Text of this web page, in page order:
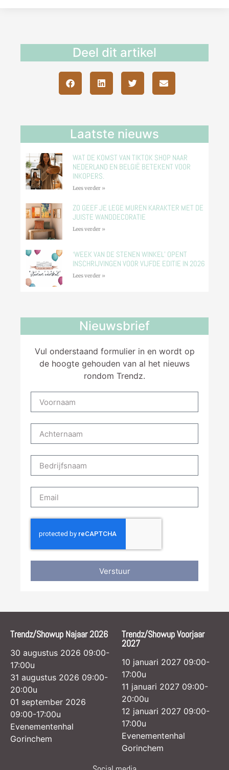
Deel dit artikel
Laatste nieuws
WAT DE KOMST VAN TIKTOK SHOP NAAR
NEDERLAND EN BELGIË BETEKENT VOOR
INKOPERS.
Lees verder »
ZO GEEF JE LEGE MUREN KARAKTER MET DE
JUISTE WANDDECORATIE
Lees verder »
‘WEEK VAN DE STENEN WINKEL’ OPENT
INSCHRIJVINGEN VOOR VIJFDE EDITIE IN 2026
Lees verder »
Nieuwsbrief
Vul onderstaand formulier in en wordt op
de hoogte gehouden van al het nieuws
rondom Trendz.
Verstuur
Trendz/Showup Najaar 2026
30 augustus 2026 09:00-
17:00u
31 augustus 2026 09:00-
20:00u
01 september 2026
09:00-17:00u
Evenementenhal
Gorinchem
Trendz/Showup Voorjaar
2027
10 januari 2027 09:00-
17:00u
11 januari 2027 09:00-
20:00u
12 januari 2027 09:00-
17:00u
Evenementenhal
Gorinchem